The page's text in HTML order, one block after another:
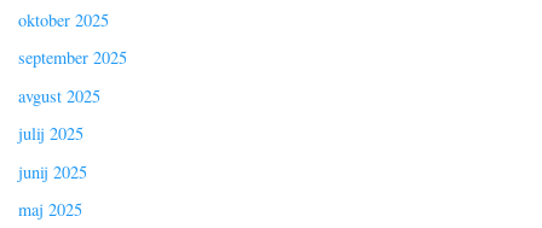
oktober 2025
september 2025
avgust 2025
julij 2025
junij 2025
maj 2025